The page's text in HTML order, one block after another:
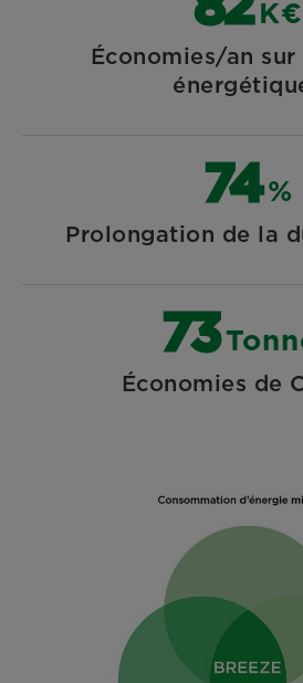
K€
Économies/an
87%
Prolongation de la
85
Économies de